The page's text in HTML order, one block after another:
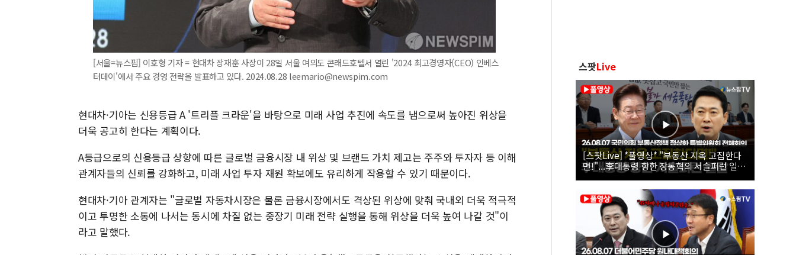
[서울=뉴스핌] 이호형 기자 = 현대차 장재훈 사장이 28일 서울 여의도 콘래드호텔서 열린 '2024 최고경영자(CEO) 인베스
터데이'에서 주요 경영 전략을 발표하고 있다. 2024.08.28 leemario@newspim.com
현대차·기아는 신용등급 A '트리플 크라운'을 바탕으로 미래 사업 추진에 속도를 냄으로써 높아진 위상을
더욱 공고히 한다는 계획이다.
A등급으로의 신용등급 상향에 따른 글로벌 금융시장 내 위상 및 브랜드 가치 제고는 주주와 투자자 등 이해
관계자들의 신뢰를 강화하고, 미래 사업 투자 재원 확보에도 유리하게 작용할 수 있기 때문이다.
현대차·기아 관계자는 "글로벌 자동차시장은 물론 금융시장에서도 격상된 위상에 맞춰 국내외 더욱 적극적
이고 투명한 소통에 나서는 동시에 차질 없는 중장기 미래 전략 실행을 통해 위상을 더욱 높여 나갈 것"이
라고 말했다.
스팟Live
[스팟Live] *풀영상* "부동산 지옥 고집한다
면!"...李대통령 향한 장동혁의 서슬퍼런 일갈
| 26.08.07 국민의힘 부동산정책 정상화 특별
위원회 전체회의